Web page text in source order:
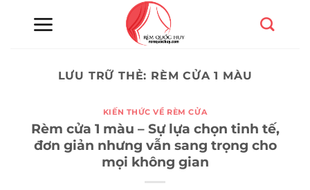
LƯU TRỮ THẺ: RÈM CỬA 1 MÀU
KIẾN THỨC VỀ RÈM CỬA
Rèm cửa 1 màu – Sự lựa chọn tinh tế,
đơn giản nhưng vẫn sang trọng cho
mọi không gian